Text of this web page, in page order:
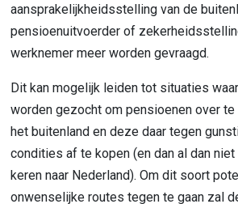
aansprakelijkheidsstelling van de
pensioenuitvoerder of
werknemer meer worden gevraagd.
Dit kan mogelijk leiden tot situaties
worden gezocht om pensioenen over te
het buitenland en deze daar tegen
condities af te kopen (en dan al dan
keren naar Nederland). Om dit soort
onwenselijke routes tegen te gaan zal